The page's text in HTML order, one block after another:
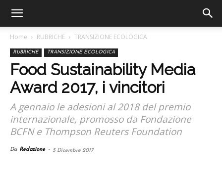
Home RUBRICHE TRANSIZIONE ECOLOGICA
RUBRICHE TRANSIZIONE ECOLOGICA
Food Sustainability Media
Award 2017, i vincitori
A gennaio le adesioni al 2018 del premio
internazionale, promosso da Fondazione
BCFN e Thompson Reuters Foundation
Da Redazione - 5 Dicembre 2017